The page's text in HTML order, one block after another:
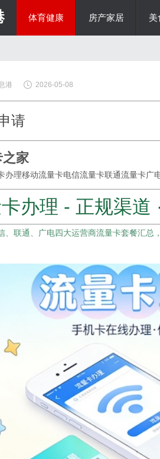
体育健康 房产家居 美
港 2026-05-08
请
家
办理移动流量卡电信流量卡联通流量卡广
办理 - 正规渠道
、联通、广电四大运营商流量卡套餐汇